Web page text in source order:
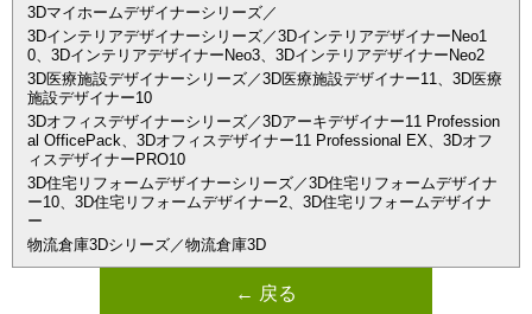
3Dマイホームデザイナーシリーズ／
3Dインテリアデザイナーシリーズ／3DインテリアデザイナーNeo1
0、3DインテリアデザイナーNeo3、3DインテリアデザイナーNeo2
3D医療施設デザイナーシリーズ／3D医療施設デザイナー11、3D医療
施設デザイナー10
3Dオフィスデザイナーシリーズ／3Dアーキデザイナー11 Profession
al OfficePack、3Dオフィスデザイナー11 Professional EX、3Dオフ
ィスデザイナーPRO10
3D住宅リフォームデザイナーシリーズ／3D住宅リフォームデザイナ
ー10、3D住宅リフォームデザイナー2、3D住宅リフォームデザイナ
ー
物流倉庫3Dシリーズ／物流倉庫3D
← 戻る